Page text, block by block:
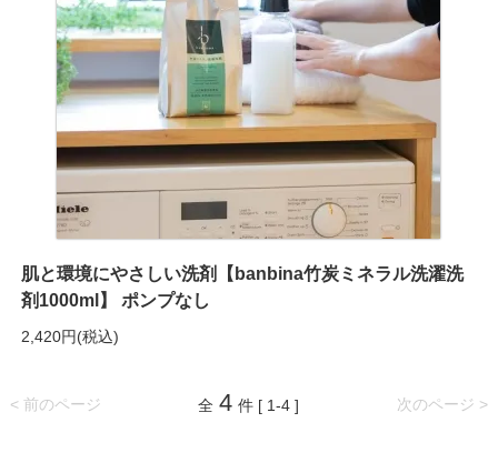
肌と環境にやさしい洗剤【banbina竹炭ミネラル洗濯洗
剤1000ml】 ポンプなし
2,420円(税込)
< 前のページ 次のページ >
全 4 件 [ 1-4 ]